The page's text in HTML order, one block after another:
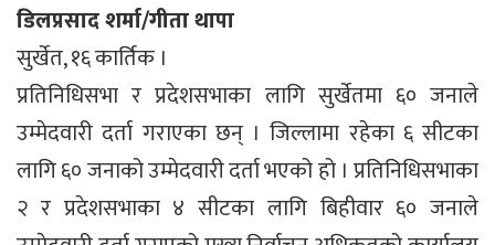
डिलप्रसाद शर्मा/गीता थापा
सुर्खेत, १६ कार्तिक ।
प्रतिनिधिसभा र प्रदेशसभाका लागि सुर्खेतमा ६० जनाले
उम्मेदवारी दर्ता गराएका छन् । जिल्लामा रहेका ६ सीटका
लागि ६० जनाको उम्मेदवारी दर्ता भएको हो । प्रतिनिधिसभाका
२ र प्रदेशसभाका ४ सीटका लागि बिहीवार ६० जनाले